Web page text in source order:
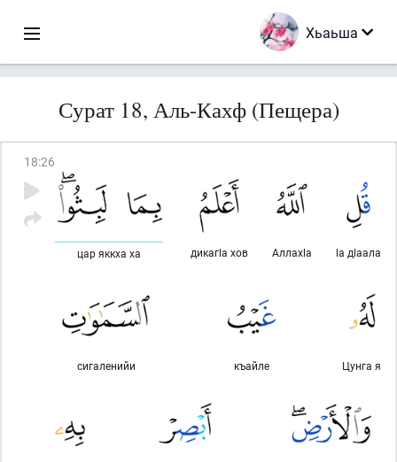
Хьаьша
Сурат 18, Аль-Кахф (Пещера)
18:26
lа дlаала
Аллахlа
дикагlа хов
цар яккха ха
Цунга я
къайле
сигаленийи